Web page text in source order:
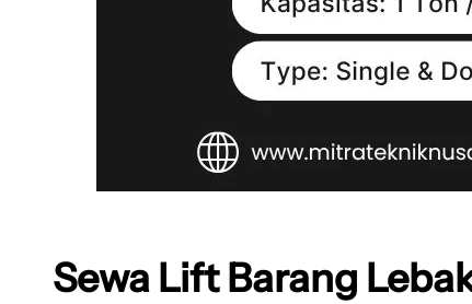
Sewa Lift Barang